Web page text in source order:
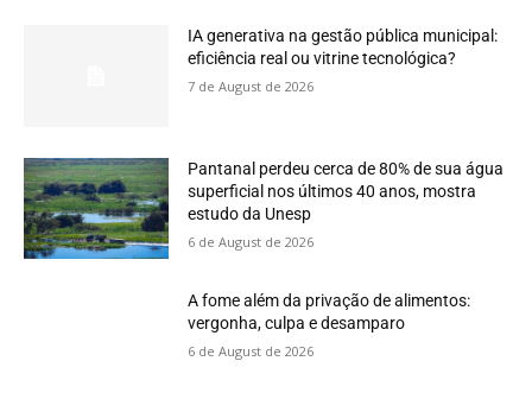
IA generativa na gestão pública municipal:
eficiência real ou vitrine tecnológica?
7 de August de 2026
Pantanal perdeu cerca de 80% de sua água
superficial nos últimos 40 anos, mostra
estudo da Unesp
6 de August de 2026
A fome além da privação de alimentos:
vergonha, culpa e desamparo
6 de August de 2026